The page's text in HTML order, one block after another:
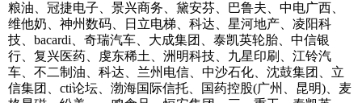
粮油、冠捷电子、景兴商务、黛安芬、巴鲁夫、中电广西、
维他奶、神州数码、日立电梯、科达、星河地产、凌阳科
技、bacardi、奇瑞汽车、大成集团、泰凯英轮胎、中信银
行、复兴医药、虔东稀土、洲明科技、九星印刷、江铃汽
车、不二制油、科达、兰州电信、中沙石化、沈鼓集团、立
信集团、cti论坛、渤海国际信托、国药控股(广州、昆明)、麦